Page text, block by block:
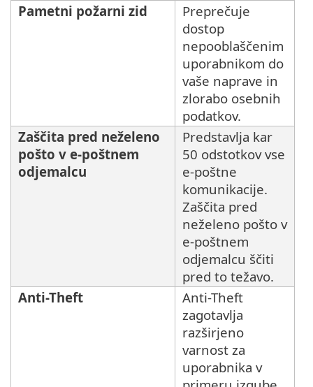
Pametni požarni zid
Preprečuje
dostop
nepooblaščenim
uporabnikom do
vaše naprave in
zlorabo osebnih
podatkov.
Zaščita pred neželeno
pošto v e-poštnem
odjemalcu
Predstavlja kar
50 odstotkov vse
e-poštne
komunikacije.
Zaščita pred
neželeno pošto v
e-poštnem
odjemalcu ščiti
pred to težavo.
Anti-Theft
Anti-Theft
zagotavlja
razširjeno
varnost za
uporabnika v